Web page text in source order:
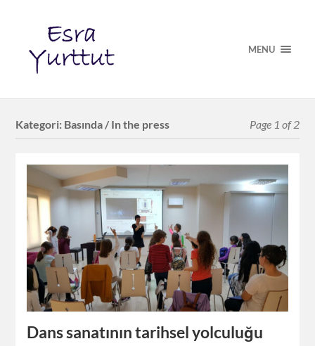
MENU
Kategori: Basında / In the press Page 1 of 2
Dans sanatının tarihsel yolculuğu